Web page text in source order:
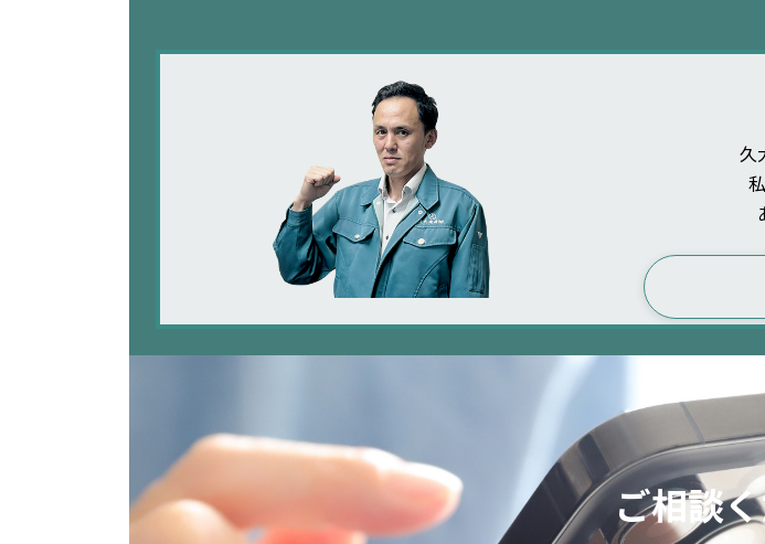
久
ご相談